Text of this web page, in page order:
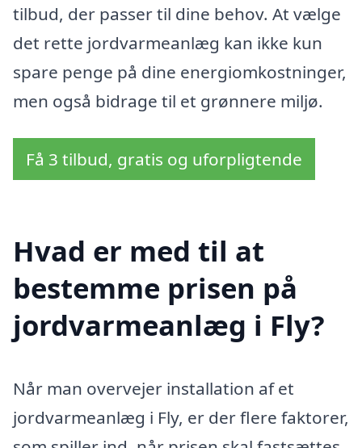
tilbud, der passer til dine behov. At vælge
det rette jordvarmeanlæg kan ikke kun
spare penge på dine energiomkostninger,
men også bidrage til et grønnere miljø.
Få 3 tilbud, gratis og uforpligtende
Hvad er med til at
bestemme prisen på
jordvarmeanlæg i Fly?
Når man overvejer installation af et
jordvarmeanlæg i Fly, er der flere faktorer,